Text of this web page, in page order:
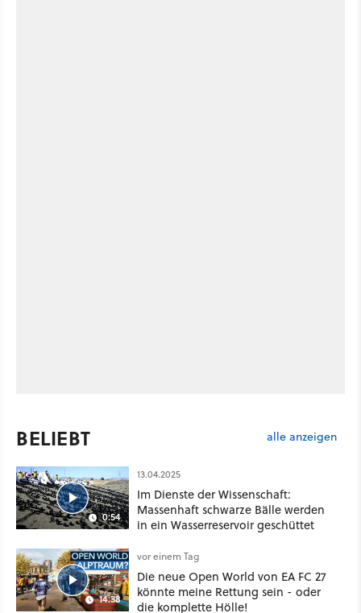
BELIEBT alle anzeigen
0:54
13.04.2025
Im Dienste der Wissenschaft:
Massenhaft schwarze Bälle werden
in ein Wasserreservoir geschüttet
14:38
vor einem Tag
Die neue Open World von EA FC 27
könnte meine Rettung sein - oder
die komplette Hölle!